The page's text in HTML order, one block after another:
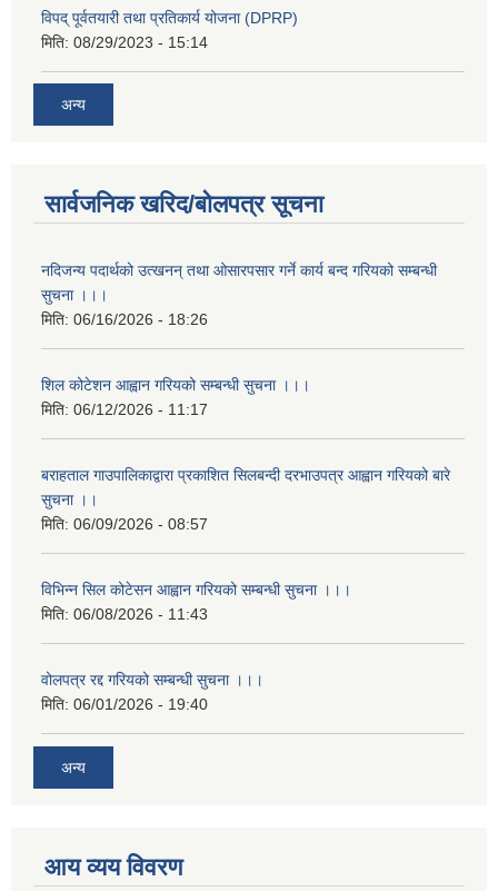
विपद् पूर्वतयारी तथा प्रतिकार्य योजना (DPRP)
मिति: 08/29/2023 - 15:14
अन्य
सार्वजनिक खरिद/बोलपत्र सूचना
नदिजन्य पदार्थको उत्खनन् तथा ओसारपसार गर्ने कार्य बन्द गरियको सम्बन्धी
सुचना ।।।
मिति: 06/16/2026 - 18:26
शिल कोटेशन आह्वान गरियको सम्बन्धी सुचना ।।।
मिति: 06/12/2026 - 11:17
बराहताल गाउपालिकाद्वारा प्रकाशित सिलबन्दी दरभाउपत्र आह्वान गरियको बारे
सुचना ।।
मिति: 06/09/2026 - 08:57
विभिन्न सिल कोटेसन आह्वान गरियको सम्बन्धी सुचना ।।।
मिति: 06/08/2026 - 11:43
वोलपत्र रद्द गरियको सम्बन्धी सुचना ।।।
मिति: 06/01/2026 - 19:40
अन्य
आय व्यय विवरण